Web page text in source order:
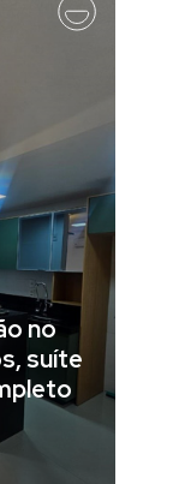
no
suíte